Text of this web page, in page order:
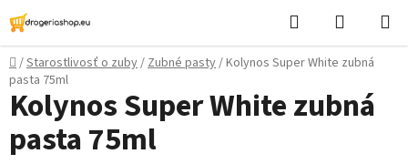
Prejsť
na
obsah
Hľadať
košík
Domov
/Starostlivosť o zuby/Zubné pasty/Kolynos Super White zubná
pasta 75ml
Kolynos Super White zubná
pasta 75ml